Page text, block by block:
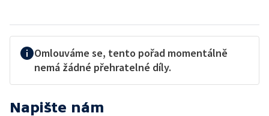
Omlouváme se, tento pořad momentálně
nemá žádné přehratelné díly.
Napište nám